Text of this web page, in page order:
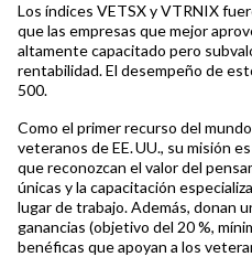
Los índices VETSX y VTRNIX
que las empresas que mejor
altamente capacitado pero
rentabilidad. El desempeño de
500.
Como el primer recurso del
veteranos de EE. UU., su misión
que reconozcan el valor del
únicas y la capacitación
lugar de trabajo. Además, donan
ganancias (objetivo del 20 %,
benéficas que apoyan a los